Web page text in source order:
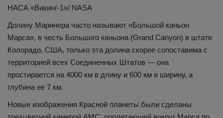
НАСА «Викинг-1»/ NASA
Долину Маринера часто называют «Большой каньон
Марса», в честь Большого каньона (Grand Canyon) в штате
Колорадо, США, только эта долина скорее сопоставима с
территорией всех Соединенных Штатов — она
простирается на 4000 км в длину и 600 км в ширину, а
глубина ее 7 км.
Новые изображения Красной планеты были сделаны